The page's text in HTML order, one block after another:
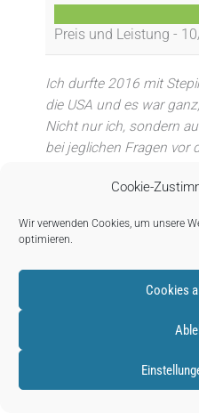
Cookie-
Wir verwenden Cookies, um unsere
optimieren.
Cookies
Preis und Leistung -
Ich durfte 2016 mit
die USA und es war
Nicht nur ich, sondern
bei jeglichen Fragen vor
fühlte ich mich bei
möchte ich kurz
immer noch tun :-))
stepin 30. JULI 2020